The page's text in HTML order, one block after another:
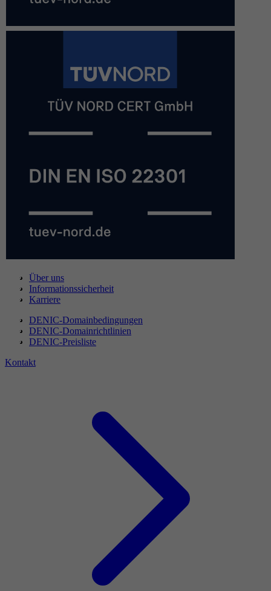
Über uns
Informationssicherheit
Karriere
DENIC-Domainbedingungen
DENIC-Domainrichtlinien
DENIC-Preisliste
Kontakt